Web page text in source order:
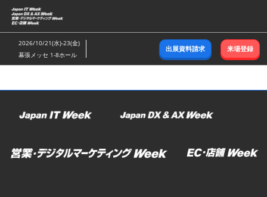
ス
キ
ッ
し
2026/10/21(水)-23(金)
幕張メッセ 1-8ホール
出展資料請求 来場登録